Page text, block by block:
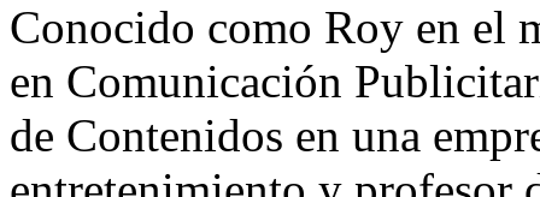
Conocido como Roy en el
en Comunicación
de Contenidos en una